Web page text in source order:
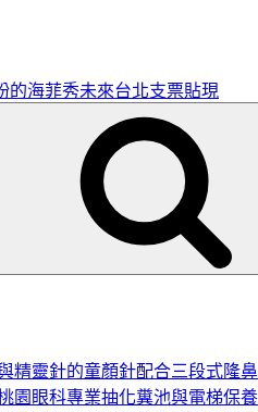
的海菲秀未來台北支票貼現
精靈針的童顏針配合三段式隆鼻
園眼科專業抽化糞池與電梯保養